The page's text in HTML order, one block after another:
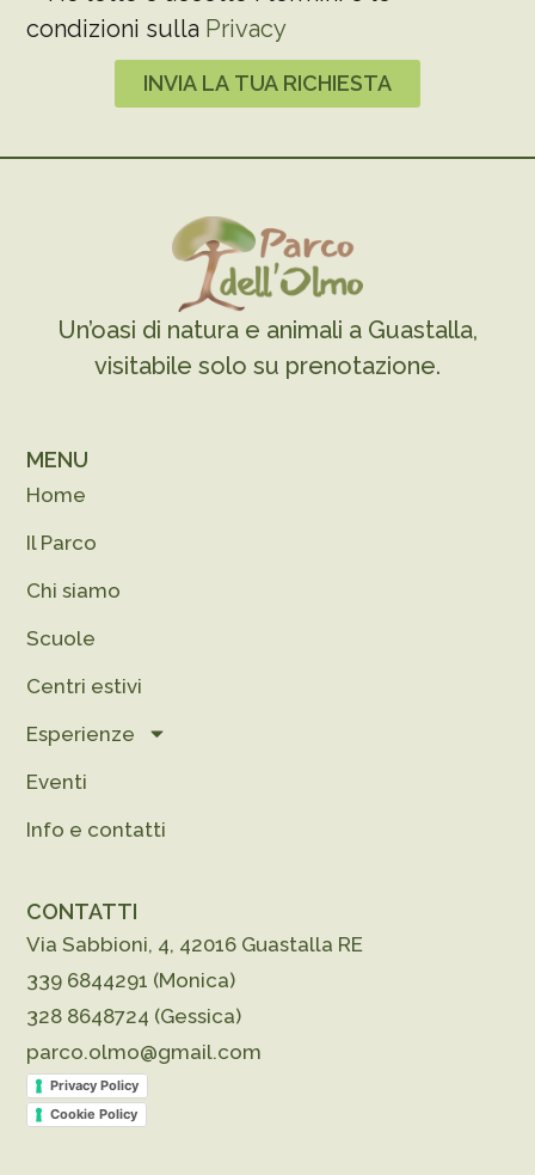
condizioni sulla Privacy
INVIA LA TUA RICHIESTA
Un’oasi di natura e animali a Guastalla,
visitabile solo su prenotazione.
MENU
Home
Il Parco
Chi siamo
Scuole
Centri estivi
Esperienze
Eventi
Info e contatti
CONTATTI
Via Sabbioni, 4, 42016 Guastalla RE
339 6844291 (Monica)
328 8648724 (Gessica)
parco.olmo@gmail.com
Privacy Policy
Cookie Policy